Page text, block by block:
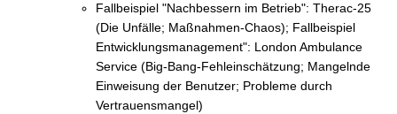
Fallbeispiel "Nachbessern im Betrieb": Therac-25
(Die Unfälle; Maßnahmen-Chaos); Fallbeispiel
Entwicklungsmanagement": London Ambulance
Service (Big-Bang-Fehleinschätzung; Mangelnde
Einweisung der Benutzer; Probleme durch
Vertrauensmangel)